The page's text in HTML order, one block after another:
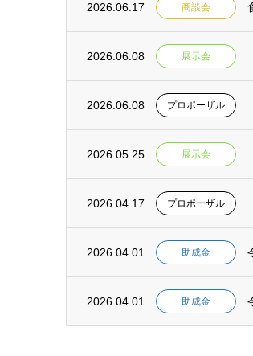
2026.06.17 商談会
2026.06.08 展示会
2026.06.08 プロポーザル
2026.05.25 展示会
2026.04.17 プロポーザル
2026.04.01 助成金
2026.04.01 助成金